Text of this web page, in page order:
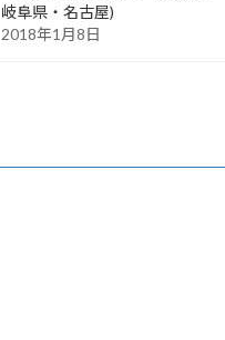
岐阜県・名古屋)
2018年1月8日